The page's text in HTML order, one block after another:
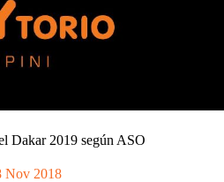
Dakar 2019 según ASO
Nov 2018